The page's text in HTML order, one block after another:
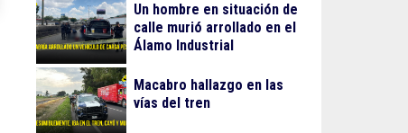
Un hombre en situación de
calle murió arrollado en el
Álamo Industrial
Macabro hallazgo en las
vías del tren